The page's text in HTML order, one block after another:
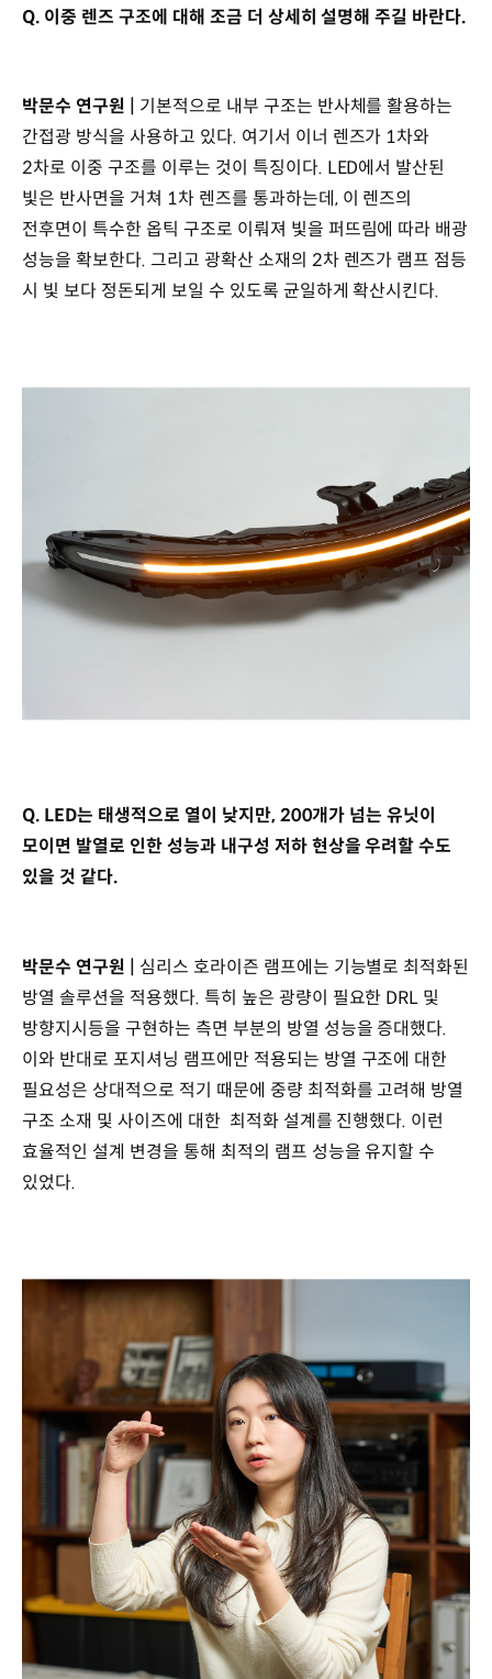
Q. 이중 렌즈 구조에 대해 조금 더 상세히 설명해 주길 바란다.
박문수 연구원 |
기본적으로 내부 구조는 반사체를 활용하는
간접광 방식을 사용하고 있다. 여기서 이너 렌즈가 1차와
2차로 이중 구조를 이루는 것이 특징이다. LED에서 발산된
빛은 반사면을 거쳐 1차 렌즈를 통과하는데, 이 렌즈의
전후면이 특수한 옵틱 구조로 이뤄져 빛을 퍼뜨림에 따라 배광
성능을 확보한다. 그리고 광확산 소재의 2차 렌즈가 램프 점등
시 빛 보다 정돈되게 보일 수 있도록 균일하게 확산시킨다.
Q. LED는 태생적으로 열이 낮지만, 200개가 넘는 유닛이
모이면 발열로 인한 성능과 내구성 저하 현상을 우려할 수도
있을 것 같다.
박문수 연구원 | 심리스 호라이즌 램프에는 기능별로 최적화된
방열 솔루션을 적용했다. 특히 높은 광량이 필요한 DRL 및
방향지시등을 구현하는 측면 부분의 방열 성능을 증대했다.
이와 반대로 포지셔닝 램프에만 적용되는 방열 구조에 대한
필요성은 상대적으로 적기 때문에 중량 최적화를 고려해 방열
구조 소재 및 사이즈에 대한 최적화 설계를 진행했다. 이런
효율적인 설계 변경을 통해 최적의 램프 성능을 유지할 수
있었다.